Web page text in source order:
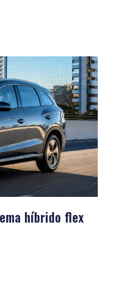
híbrido flex